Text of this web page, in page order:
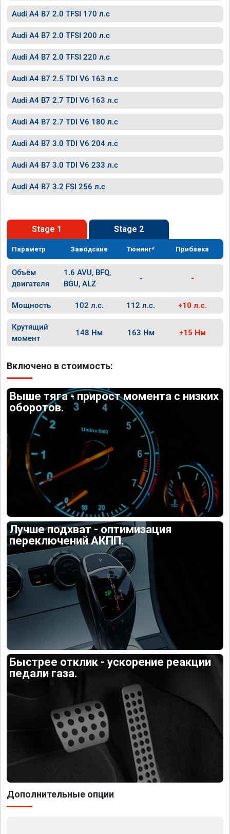
Audi A4 B7 2.0 TFSI 170 л.с
Audi A4 B7 2.0 TFSI 200 л.с
Audi A4 B7 2.0 TFSI 220 л.с
Audi A4 B7 2.5 TDI V6 163 л.с
Audi A4 B7 2.7 TDI V6 163 л.с
Audi A4 B7 2.7 TDI V6 180 л.с
Audi A4 B7 3.0 TDI V6 204 л.с
Audi A4 B7 3.0 TDI V6 233 л.с
Audi A4 B7 3.2 FSI 256 л.с
Stage 1 Stage 2
Параметр Заводские Тюнинг* Прибавка
Объём
двигателя
1.6 AVU, BFQ,
BGU, ALZ
- -
Мощность 102 л.с. 112 л.с. +10 л.с.
Крутящий
момент
148 Нм 163 Нм +15 Нм
Включено в стоимость:
Выше тяга - прирост момента с низких
оборотов.
Лучше подхват - оптимизация
переключений АКПП.
Быстрее отклик - ускорение реакции
педали газа.
Дополнительные опции